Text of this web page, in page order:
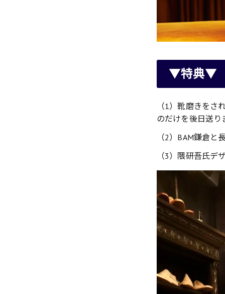
▼特典▼
（1）靴磨きを
のだけを後日送り
（2）BAM鎌倉
（3）隈研吾氏デ